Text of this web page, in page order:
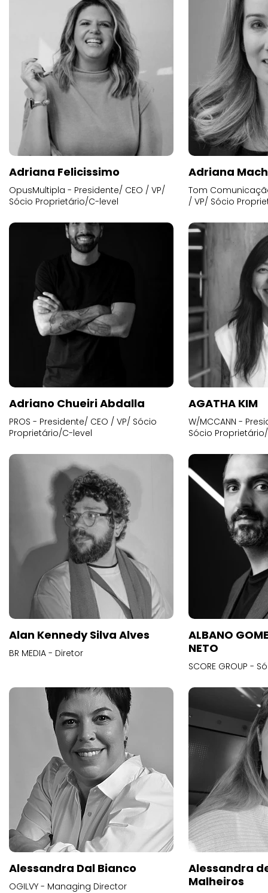
Adriana Felicissimo
OpusMultipla - Presidente/ CEO / VP/
Sócio Proprietário/C-level
Adriana
Tom
/ VP/ Sócio
Adriano Chueiri Abdalla
PROS - Presidente/ CEO / VP/ Sócio
Proprietário/C-level
AGATHA KIM
W/MCCANN -
Sócio
Alan Kennedy Silva Alves
BR MEDIA - Diretor
ALBANO
NETO
SCORE GROUP -
Alessandra Dal Bianco
OGILVY - Managing Director
Alessandra
Malheiros